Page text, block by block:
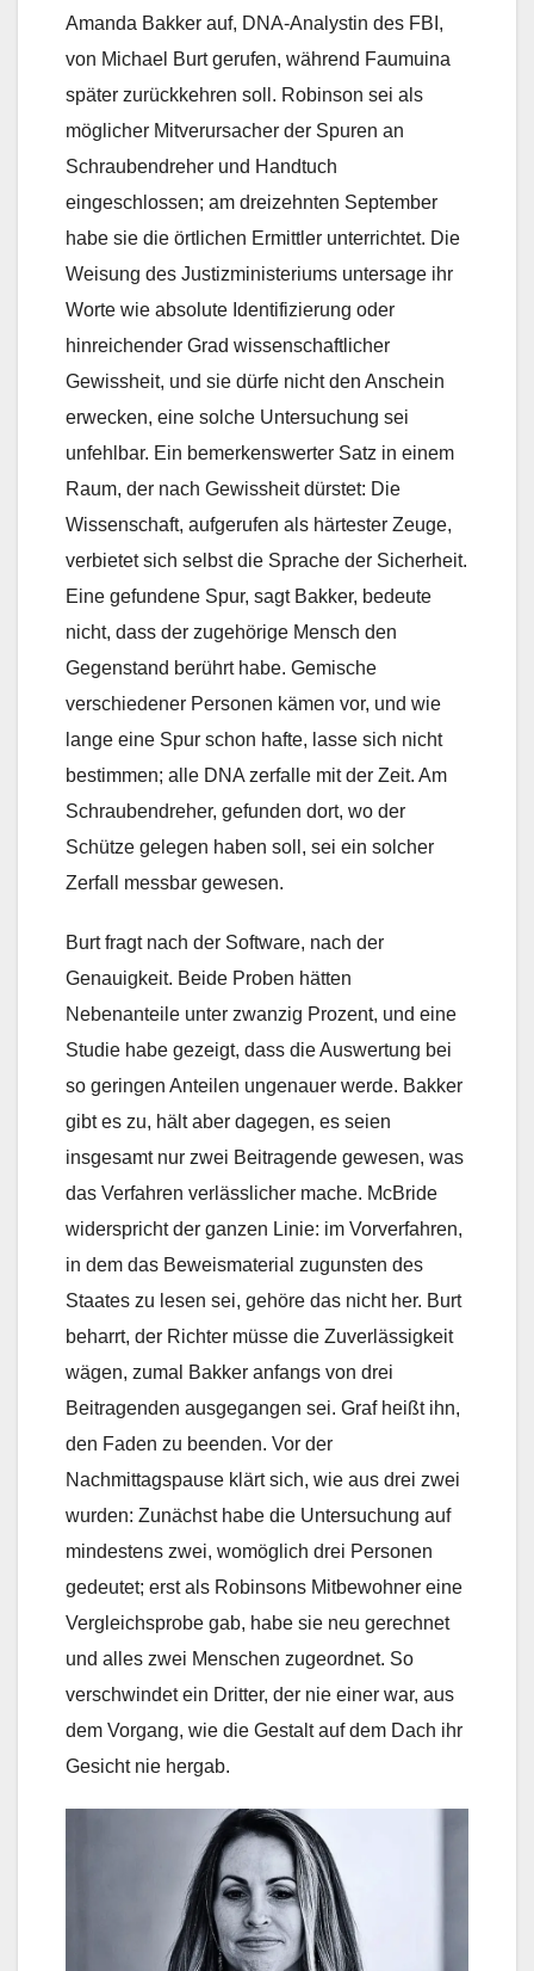
Amanda Bakker auf, DNA-Analystin des FBI,
von Michael Burt gerufen, während Faumuina
später zurückkehren soll. Robinson sei als
möglicher Mitverursacher der Spuren an
Schraubendreher und Handtuch
eingeschlossen; am dreizehnten September
habe sie die örtlichen Ermittler unterrichtet. Die
Weisung des Justizministeriums untersage ihr
Worte wie absolute Identifizierung oder
hinreichender Grad wissenschaftlicher
Gewissheit, und sie dürfe nicht den Anschein
erwecken, eine solche Untersuchung sei
unfehlbar. Ein bemerkenswerter Satz in einem
Raum, der nach Gewissheit dürstet: Die
Wissenschaft, aufgerufen als härtester Zeuge,
verbietet sich selbst die Sprache der Sicherheit.
Eine gefundene Spur, sagt Bakker, bedeute
nicht, dass der zugehörige Mensch den
Gegenstand berührt habe. Gemische
verschiedener Personen kämen vor, und wie
lange eine Spur schon hafte, lasse sich nicht
bestimmen; alle DNA zerfalle mit der Zeit. Am
Schraubendreher, gefunden dort, wo der
Schütze gelegen haben soll, sei ein solcher
Zerfall messbar gewesen.
Burt fragt nach der Software, nach der
Genauigkeit. Beide Proben hätten
Nebenanteile unter zwanzig Prozent, und eine
Studie habe gezeigt, dass die Auswertung bei
so geringen Anteilen ungenauer werde. Bakker
gibt es zu, hält aber dagegen, es seien
insgesamt nur zwei Beitragende gewesen, was
das Verfahren verlässlicher mache. McBride
widerspricht der ganzen Linie: im Vorverfahren,
in dem das Beweismaterial zugunsten des
Staates zu lesen sei, gehöre das nicht her. Burt
beharrt, der Richter müsse die Zuverlässigkeit
wägen, zumal Bakker anfangs von drei
Beitragenden ausgegangen sei. Graf heißt ihn,
den Faden zu beenden. Vor der
Nachmittagspause klärt sich, wie aus drei zwei
wurden: Zunächst habe die Untersuchung auf
mindestens zwei, womöglich drei Personen
gedeutet; erst als Robinsons Mitbewohner eine
Vergleichsprobe gab, habe sie neu gerechnet
und alles zwei Menschen zugeordnet. So
verschwindet ein Dritter, der nie einer war, aus
dem Vorgang, wie die Gestalt auf dem Dach ihr
Gesicht nie hergab.